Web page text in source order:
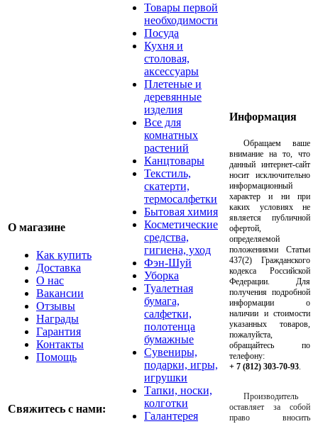
О магазине
Как купить
Доставка
О нас
Вакансии
Отзывы
Награды
Гарантия
Контакты
Помощь
Свяжитесь с нами:
Товары первой
необходимости
Посуда
Кухня и
столовая,
аксессуары
Плетеные и
деревянные
изделия
Все для
комнатных
растений
Канцтовары
Текстиль,
скатерти,
термосалфетки
Бытовая химия
Косметические
средства,
гигиена, уход
Фэн-Шуй
Уборка
Туалетная
бумага,
салфетки,
полотенца
бумажные
Сувениры,
подарки, игры,
игрушки
Тапки, носки,
колготки
Галантерея
Информация
Обращаем ваше
внимание на то, что
данный интернет-сайт
носит исключительно
информационный
характер и ни при
каких условиях не
является публичной
офертой,
определяемой
положениями Статьи
437(2) Гражданского
кодекса Российской
Федерации. Для
получения подробной
информации о
наличии и стоимости
указанных товаров,
пожалуйста,
обращайтесь по
телефону:
+ 7 (812) 303-70-93
Производитель
оставляет за собой
право вносить